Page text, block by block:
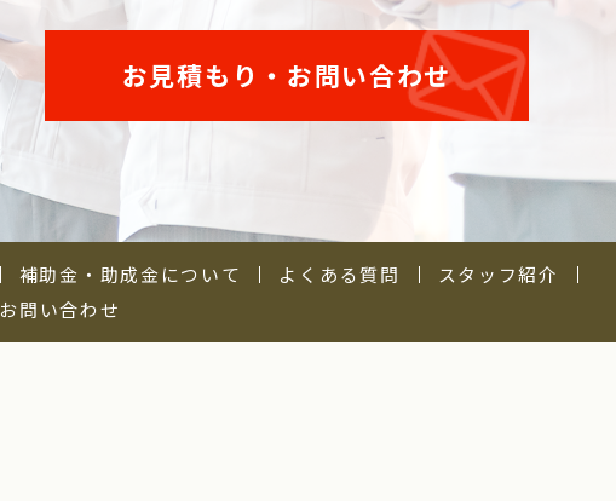
お見積もり・お問い合わせ
補助金・助成金について よくある質問
スタッフ紹介
お問い合わせ